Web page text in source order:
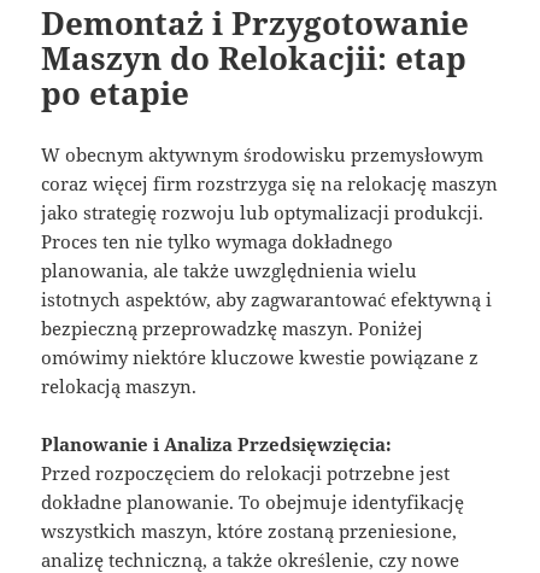
Demontaż i Przygotowanie
Maszyn do Relokacjii: etap
po etapie
W obecnym aktywnym środowisku przemysłowym
coraz więcej firm rozstrzyga się na relokację maszyn
jako strategię rozwoju lub optymalizacji produkcji.
Proces ten nie tylko wymaga dokładnego
planowania, ale także uwzględnienia wielu
istotnych aspektów, aby zagwarantować efektywną i
bezpieczną przeprowadzkę maszyn. Poniżej
omówimy niektóre kluczowe kwestie powiązane z
relokacją maszyn.
Planowanie i Analiza Przedsięwzięcia:
Przed rozpoczęciem do relokacji potrzebne jest
dokładne planowanie. To obejmuje identyfikację
wszystkich maszyn, które zostaną przeniesione,
analizę techniczną, a także określenie, czy nowe